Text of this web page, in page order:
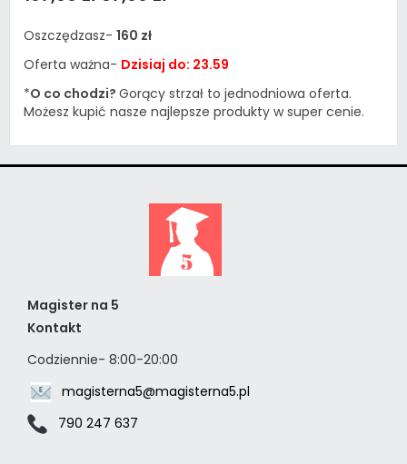
Oszczędzasz- 160 zł
Oferta ważna- Dzisiaj do: 23.59
*O co chodzi? Gorący strzał to jednodniowa oferta.
Możesz kupić nasze najlepsze produkty w super cenie.
Magister na 5
Kontakt
Codziennie- 8:00-20:00
magisterna5@magisterna5.pl
790 247 637